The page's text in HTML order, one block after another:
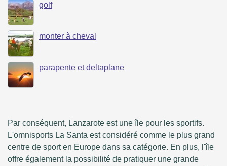
golf
monter à cheval
parapente et deltaplane
Par conséquent, Lanzarote est une île pour les sportifs.
L'omnisports La Santa est considéré comme le plus grand
centre de sport en Europe dans sa catégorie. En plus, l'île
offre également la possibilité de pratiquer une grande